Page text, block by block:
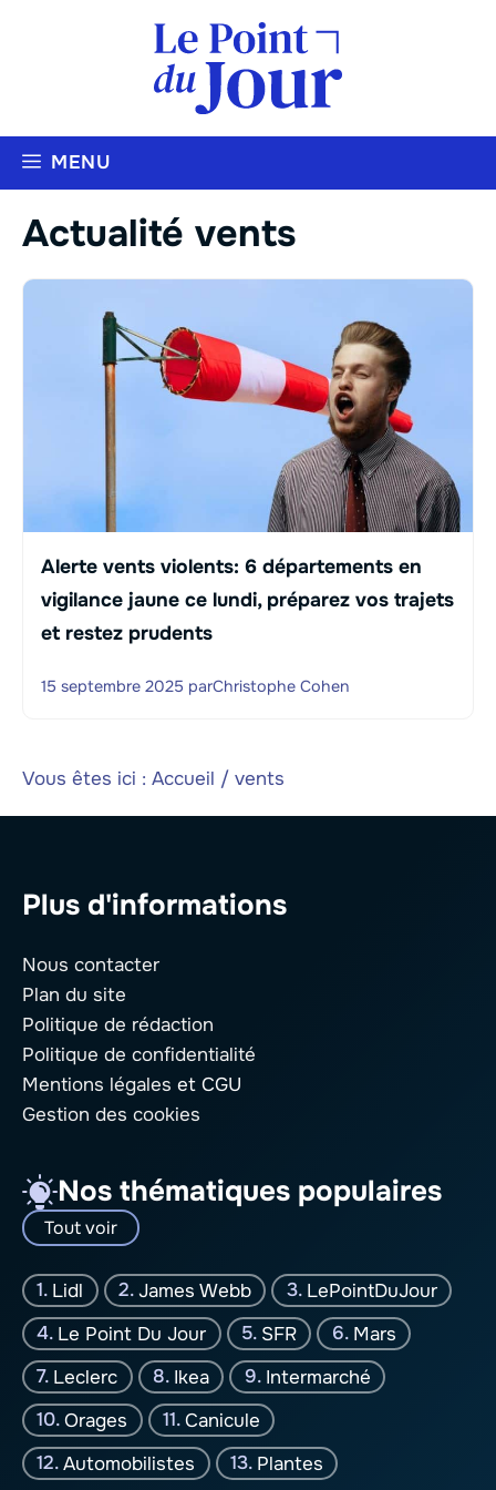
MENU
Actualité vents
Alerte vents violents: 6 départements en
vigilance jaune ce lundi, préparez vos trajets
et restez prudents
15 septembre 2025 parChristophe Cohen
Vous êtes ici : Accueil / vents
Plus d'informations
Nous contacter
Plan du site
Politique de rédaction
Politique de confidentialité
Mentions légales et CGU
Gestion des cookies
Nos thématiques populaires
Tout voir
Lidl James Webb
LePointDuJour
Le Point Du Jour
SFR
Mars
Leclerc
Ikea
Intermarché
Orages
Canicule
Automobilistes
Plantes